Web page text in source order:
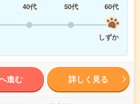
40代 50代
60代
しずか
進む 詳しく見る